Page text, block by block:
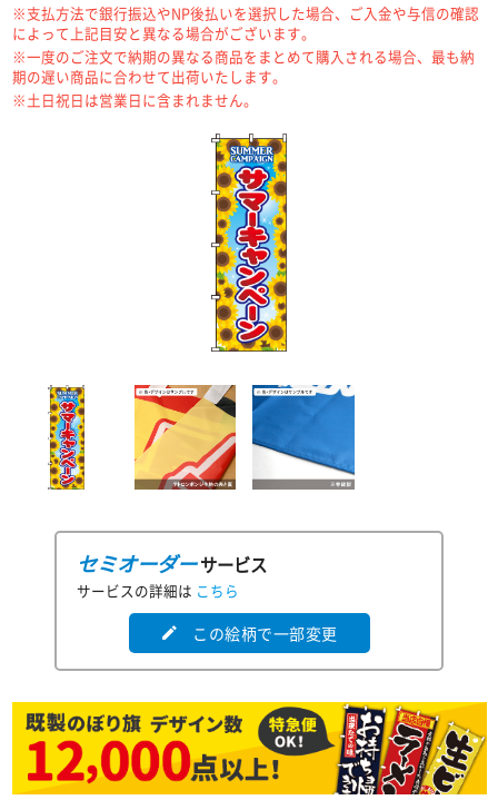
※支払方法で銀行振込やNP後払いを選択した場合、ご入金や与信の確認
によって上記目安と異なる場合がございます。
※一度のご注文で納期の異なる商品をまとめて購入される場合、最も納
期の遅い商品に合わせて出荷いたします。
※土日祝日は営業日に含まれません。
セミオーダーサービス
サービスの詳細は こちら
edit この絵柄で一部変更